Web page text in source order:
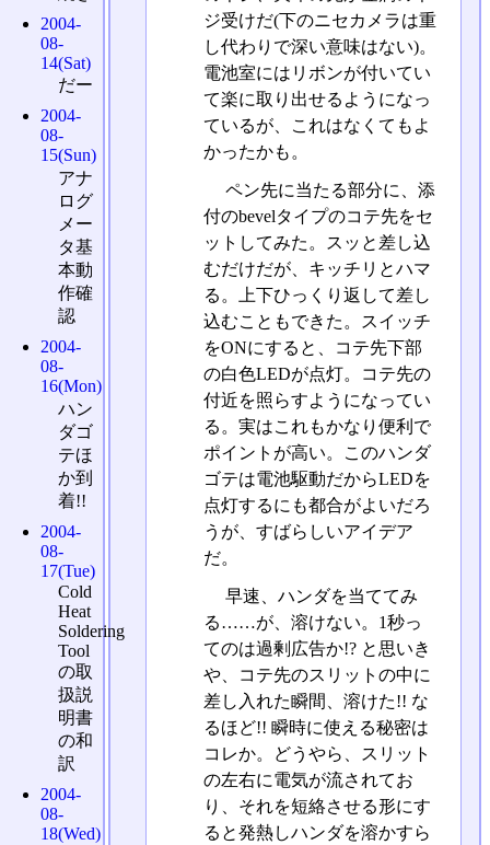
ジ受けだ(下のニセカメラは重
し代わりで深い意味はない)。
電池室にはリボンが付いてい
て楽に取り出せるようになっ
ているが、これはなくてもよ
かったかも。
ペン先に当たる部分に、添
付のbevelタイプのコテ先をセ
ットしてみた。スッと差し込
むだけだが、キッチリとハマ
る。上下ひっくり返して差し
込むこともできた。スイッチ
をONにすると、コテ先下部
の白色LEDが点灯。コテ先の
付近を照らすようになってい
る。実はこれもかなり便利で
ポイントが高い。このハンダ
ゴテは電池駆動だからLEDを
点灯するにも都合がよいだろ
うが、すばらしいアイデア
だ。
早速、ハンダを当ててみ
る……が、溶けない。1秒っ
てのは過剰広告か!? と思いき
や、コテ先のスリットの中に
差し入れた瞬間、溶けた!! な
るほど!! 瞬時に使える秘密は
コレか。どうやら、スリット
の左右に電気が流されてお
り、それを短絡させる形にす
ると発熱しハンダを溶かすら
2004-
08-
14(Sat)
だー
2004-
08-
15(Sun)
アナ
ログ
メー
タ基
本動
作確
認
2004-
08-
16(Mon)
ハン
ダゴ
テほ
か到
着!!
2004-
08-
17(Tue)
Cold
Heat
Soldering
Tool
の取
扱説
明書
の和
訳
2004-
08-
18(Wed)